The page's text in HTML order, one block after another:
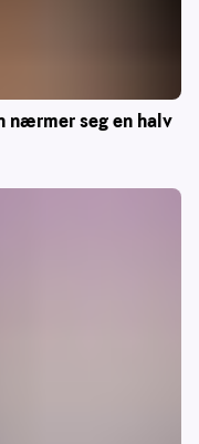
seg en halv